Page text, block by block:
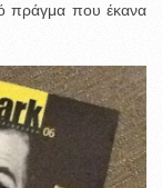
πράγμα που έκανα